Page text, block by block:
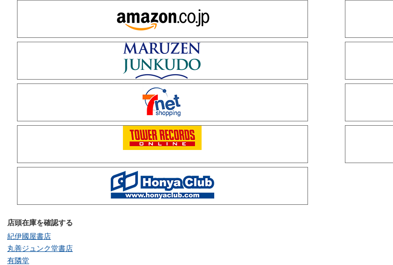
店頭在庫を確認する
紀伊國屋書店
丸善ジュンク堂書店
有隣堂